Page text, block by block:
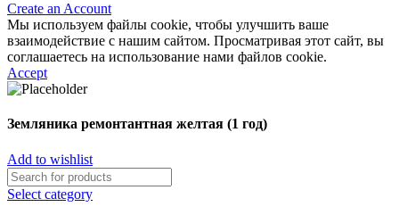
Create an Account
Мы используем файлы cookie, чтобы улучшить ваше
взаимодействие с нашим сайтом. Просматривая этот сайт, вы
соглашаетесь на использование нами файлов cookie.
Accept
Земляника ремонтантная желтая (1 год)
Add to wishlist
Select category